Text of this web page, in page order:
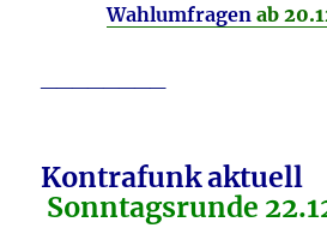
Wahlumfragen ab
Kontrafunk aktuell
Sonntagsrunde